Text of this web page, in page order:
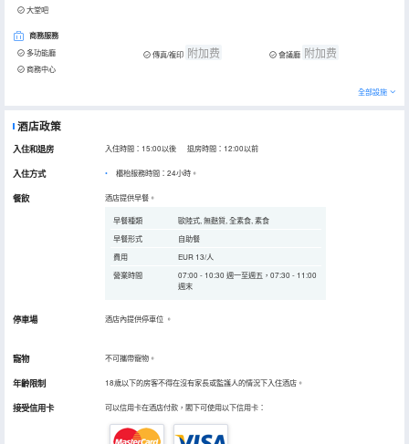
大堂吧
商務服務
多功能廳 傳真/複印 附加费 會議廳 附加费
商務中心
全部設施
酒店政策
入住和退房 入住時間：15:00以後 退房時間：12:00以前
入住方式 櫃枱服務時間：24小時。
餐飲 酒店提供早餐。
早餐種類
歐陸式, 無麩質, 全素食, 素食
早餐形式
自助餐
費用
EUR 13/人
營業時間
07:00 - 10:30 週一至週五，07:30 - 11:00
週末
停車場 酒店內提供停車位 。
寵物 不可攜帶寵物。
年齡限制 18歲以下的房客不得在沒有家長或監護人的情況下入住酒店。
接受信用卡 可以信用卡在酒店付款，閣下可使用以下信用卡：